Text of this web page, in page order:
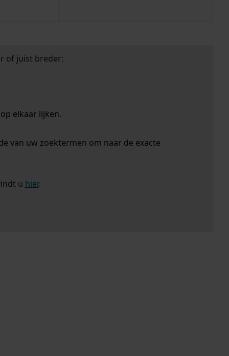
of juist breder:
elkaar lijken.
van uw zoektermen om naar de exacte
u hier.